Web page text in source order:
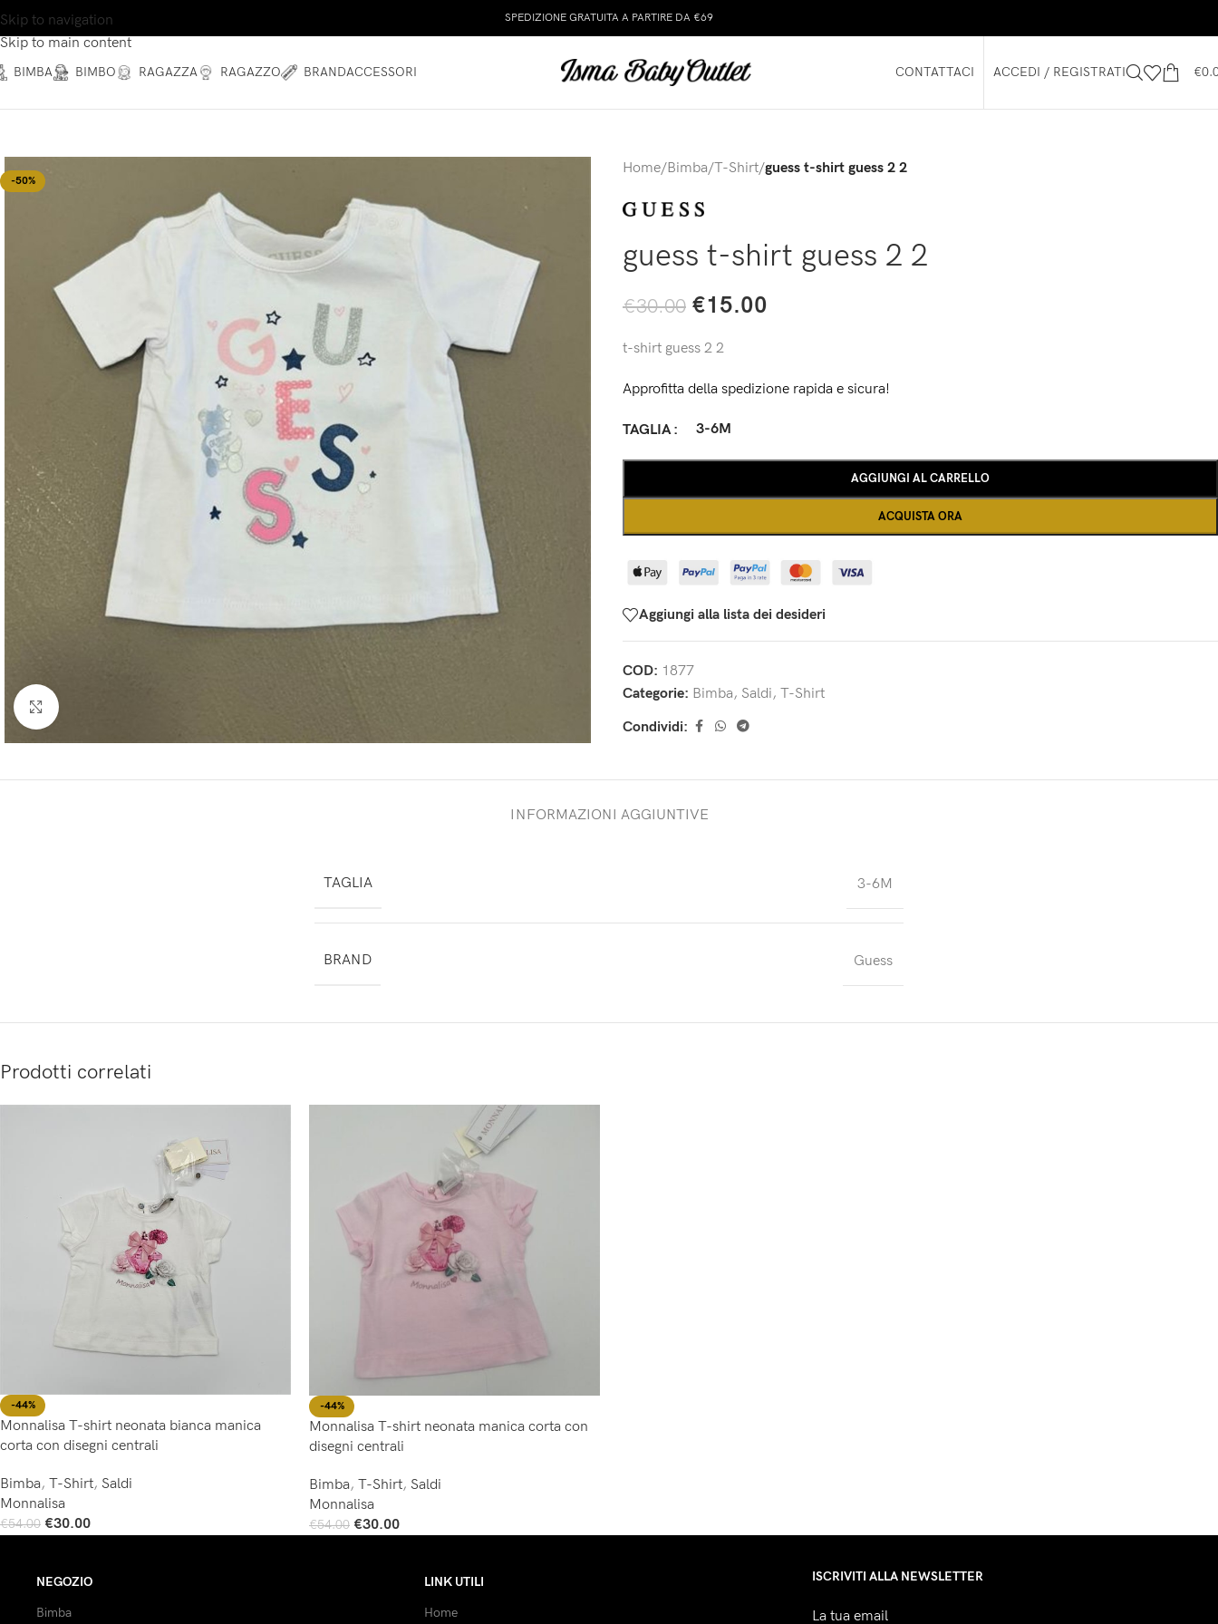
Skip to navigation
Skip to main content
SPEDIZIONE GRATUITA A PARTIRE DA €69
BIMBA BIMBO RAGAZZA RAGAZZO BRANDACCESSORI CONTATTACI ACCEDI / REGISTRATI €
-50%
Home/Bimba/T-Shirt/guess t-shirt guess 2 2
guess t-shirt guess 2 2
€30.00 €15.00
t-shirt guess 2 2
Approfitta della spedizione rapida e sicura!
TAGLIA 3-6M
AGGIUNGI AL CARRELLO
ACQUISTA ORA
Aggiungi alla lista dei desideri
COD: 1877
Categorie: Bimba, Saldi, T-Shirt
Condividi:
INFORMAZIONI AGGIUNTIVE
TAGLIA 3-6M
BRAND Guess
Prodotti correlati
-44%
Monnalisa T-shirt neonata bianca manica
corta con disegni centrali
Bimba, T-Shirt, Saldi
Monnalisa
€54.00 €30.00
-44%
Monnalisa T-shirt neonata manica corta con
disegni centrali
Bimba, T-Shirt, Saldi
Monnalisa
€54.00 €30.00
NEGOZIO
Bimba
LINK UTILI
Home
ISCRIVITI ALLA NEWSLETTER
La tua email